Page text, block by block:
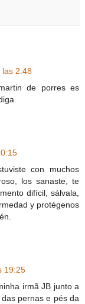
las 2:48
de porres es
con muchos
los sanaste, te
difícil, sálvala,
y protégenos
19:25
irmã JB junto a
pernas e pés da